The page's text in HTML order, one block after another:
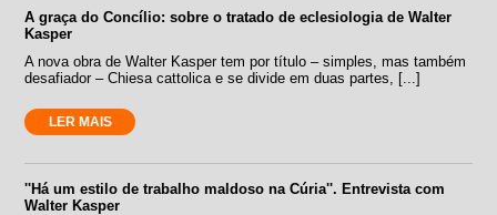
A graça do Concílio: sobre o tratado de eclesiologia de Walter
Kasper
A nova obra de Walter Kasper tem por título – simples, mas também
desafiador – Chiesa cattolica e se divide em duas partes, [...]
LER MAIS
''Há um estilo de trabalho maldoso na Cúria''. Entrevista com
Walter Kasper